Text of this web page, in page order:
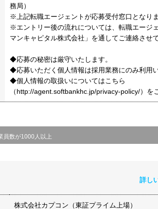
務局）
※上記転職エージェントが応募受付窓口となりま
※エントリー後の流れについては、転職エージ
マンキャピタル株式会社」を通してご連絡させ
◆応募の秘密は厳守いたします。
◆応募いただく個人情報は採用業務にのみ利用い
◆個人情報の取扱いについてはこちら
（http://agent.softbankhc.jp/privacy-policy/）を
員数が1000人以上
詳し
株式会社カプコン（東証プライム上場）